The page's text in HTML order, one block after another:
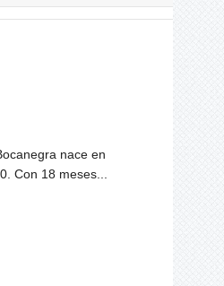
nace en
Con 18 meses...